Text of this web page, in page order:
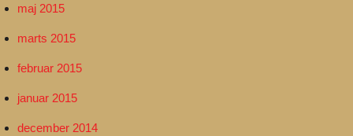
maj 2015
marts 2015
februar 2015
januar 2015
december 2014